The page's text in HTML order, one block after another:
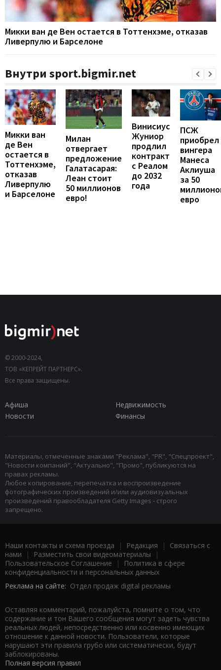
Микки ван де Вен остается в Тоттенхэме, отказав
Ливерпулю и Барселоне
Внутри sport.bigmir.net
Микки ван
де Вен
остается в
Тоттенхэме,
отказав
Ливерпулю
и Барселоне
Милан
отвергает
предложение
Галатасарая:
Леан стоит
50 миллионов
евро!
Винисиус
Жуниор
продлил
контракт
с Реалом
до 2032
года
ПСЖ
приобрел
вингера
Манеса
Аклиуша
за 50
евро
© 2000-2024,
ТОВ «КЕПРЕЙТ ПАРТНЕРС».
Все права защищены.
Афиша
Недвижимость
Новости
Финансы
Материалы, отмеченные знаками "Реклама", "PR", "Спецпроект",
"Новости компаний", "Актуально", "Промо", публикуются на
правах рекламы.
Любое копирование, перепечатка и воспроизведение
фотографических произведений и/или аудиовизуальных
произведений правообладателя Getty Images - строго
запрещено.
Наши контакты и схема проезда | Редакция | Связаться с
нами | Разместить свои видеоматериалы |
Пользовательское Соглашение |
Политика в сфере
конфиденциальности и персональных данных
Реклама на сайте: Отдел продаж digital рекламы
Оставляя комментарий, пожалуйста, помните о том, что
содержание и тон Вашего сообщения могут задеть чувства
реальных людей, непосредственно или косвенно имеющих
отношение к данной новости. Пользователи, которые
нарушают эти правила грубо или систематически, будут
заблокированы.
Полная версия правил